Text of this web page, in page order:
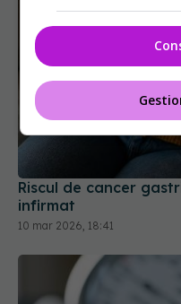
Riscul de cancer
infirmat
10 mar 2026, 18:41